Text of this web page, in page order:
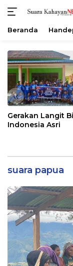
konten
Beranda
«
Gerakan Langit
Indonesia Asri
suara papua